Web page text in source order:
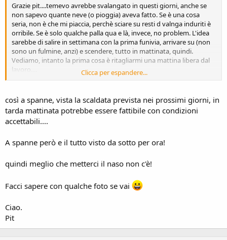
Grazie pit....temevo avrebbe svalangato in questi giorni, anche se
non sapevo quante neve (o pioggia) aveva fatto. Se è una cosa
seria, non è che mi piaccia, perchè sciare su resti d valnga induriti è
orribile. Se è solo qualche palla qua e là, invece, no problem. L'idea
sarebbe di salire in settimana con la prima funivia, arrivare su (non
sono un fulmine, anzi) e scendere, tutto in mattinata, quindi.
Vediamo, intanto la prima cosa è ritagliarmi una mattina libera dal
lavoro....
f.
Clicca per espandere...
così a spanne, vista la scaldata prevista nei prossimi giorni, in
tarda mattinata potrebbe essere fattibile con condizioni
accettabili....
A spanne però e il tutto visto da sotto per ora!
quindi meglio che metterci il naso non c'è!
Facci sapere con qualche foto se vai
Ciao.
Pit